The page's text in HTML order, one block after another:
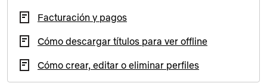
Facturación y pagos
Cómo descargar títulos para ver offline
Cómo crear, editar o eliminar perfiles